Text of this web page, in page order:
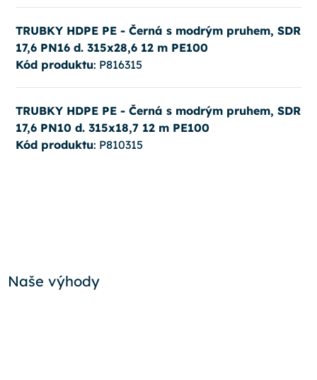
TRUBKY HDPE PE - Černá s modrým pruhem, SDR
17,6 PN16 d. 315x28,6 12 m PE100
Kód produktu: P816315
TRUBKY HDPE PE - Černá s modrým pruhem, SDR
17,6 PN10 d. 315x18,7 12 m PE100
Kód produktu: P810315
Naše výhody